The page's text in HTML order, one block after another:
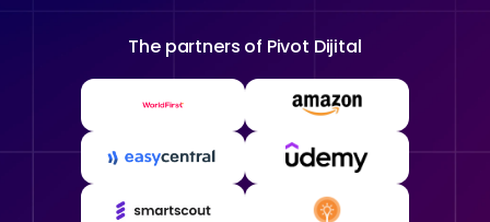
The partners of Pivot Dijital